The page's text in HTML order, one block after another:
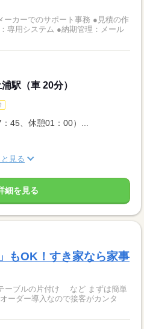
ーカーでのサポート事務 ●見積の作
専用システム ●納期管理：メール
駅（車 20分）
45、休憩01：00）...
と見る
細を見る
もOK！すき家なら家事
ーブルの片付け など まずは簡単